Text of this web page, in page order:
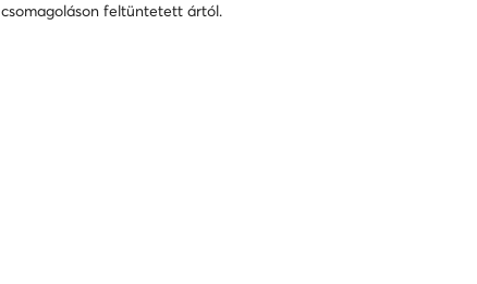
csomagoláson feltüntetett ártól.